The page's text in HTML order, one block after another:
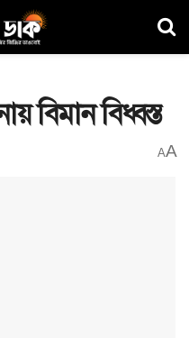
বিমান বিধ্বস্ত
AA